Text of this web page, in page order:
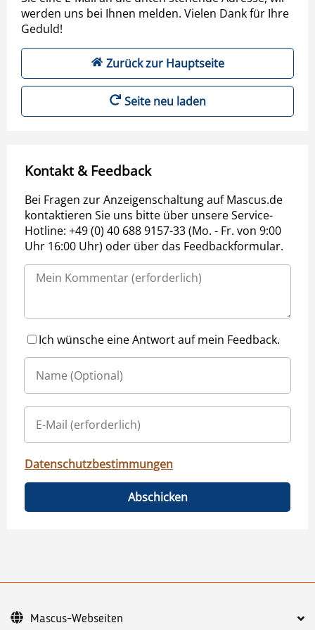
werden uns bei Ihnen melden. Vielen Dank für Ihre
Geduld!
Zurück zur Hauptseite
Seite neu laden
Kontakt & Feedback
Bei Fragen zur Anzeigenschaltung auf Mascus.de
kontaktieren Sie uns bitte über unsere Service-
Hotline: +49 (0) 40 688 9157-33 (Mo. - Fr. von 9:00
Uhr 16:00 Uhr) oder über das Feedbackformular.
Ich wünsche eine Antwort auf mein Feedback.
Datenschutzbestimmungen
Abschicken
Mascus-Webseiten